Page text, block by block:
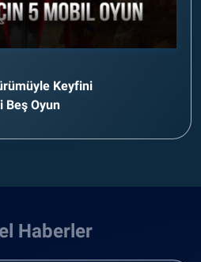
Keyfini
Beş Oyun
Haberler